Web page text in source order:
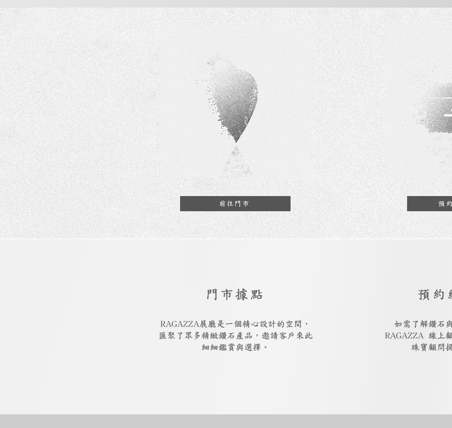
前往門市 預
門市據點
RAGAZZA展廳是一個精心設計的空間，
匯聚了眾多精緻鑽石產品，邀請客戶來此
細細鑑賞與選擇。
預約
如需了解鑽石
RAGAZZA 線上
珠寶顧問